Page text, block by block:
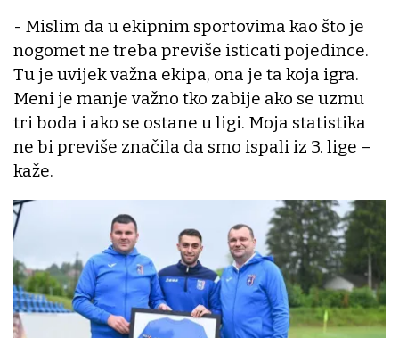
- Mislim da u ekipnim sportovima kao što je
nogomet ne treba previše isticati pojedince.
Tu je uvijek važna ekipa, ona je ta koja igra.
Meni je manje važno tko zabije ako se uzmu
tri boda i ako se ostane u ligi. Moja statistika
ne bi previše značila da smo ispali iz 3. lige –
kaže.